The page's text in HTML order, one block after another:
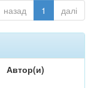
назад 1 далі
Автор(и)